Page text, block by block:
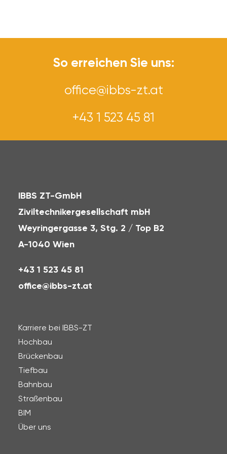
So erreichen Sie uns:
office@ibbs-zt.at
+43 1 523 45 81
IBBS ZT-GmbH
Ziviltechnikergesellschaft mbH
Weyringergasse 3, Stg. 2 / Top B2
A-1040 Wien
+43 1 523 45 81
office@ibbs-zt.at
Karriere bei IBBS-ZT
Hochbau
Brückenbau
Tiefbau
Bahnbau
Straßenbau
BIM
Über uns